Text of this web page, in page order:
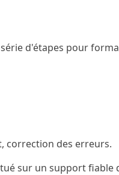
d'étapes pour
correction des erreurs.
sur un support